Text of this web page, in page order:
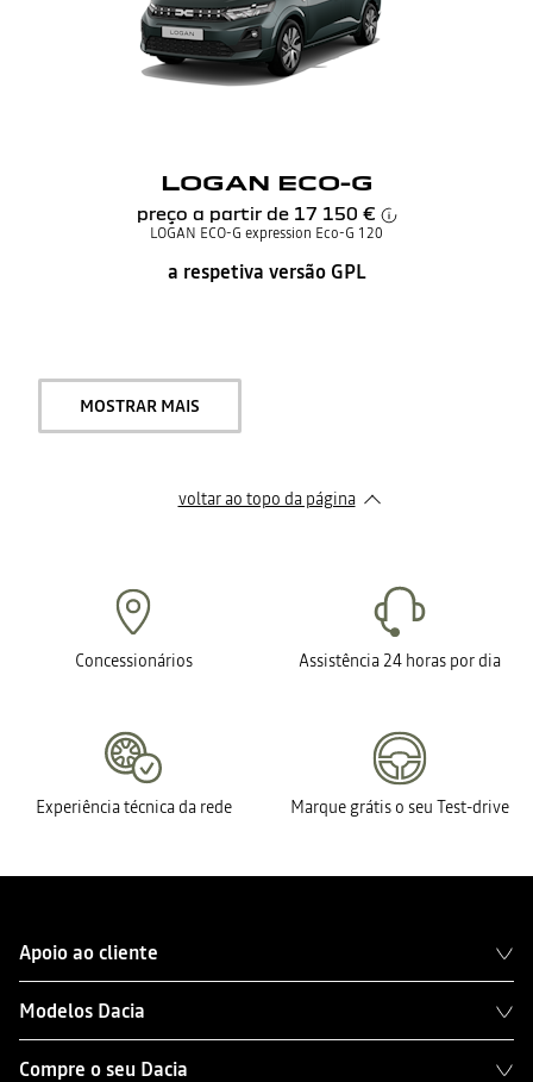
LOGAN ECO-G
preço a partir de 17 150 €
LOGAN ECO-G expression Eco-G 120
a respetiva versão GPL
MOSTRAR MAIS
voltar ao topo da página
Concessionários Assistência 24 horas por dia
Experiência técnica da rede Marque grátis o seu Test-drive
Apoio ao cliente
Modelos Dacia
Compre o seu Dacia